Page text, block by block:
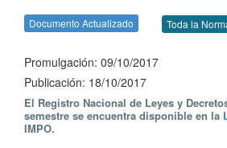
Documento Actualizado Toda la
Promulgación: 09/10/2017
Publicación: 18/10/2017
El Registro Nacional de Leyes y
semestre se encuentra disponible en la
IMPO.